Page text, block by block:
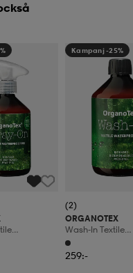
Kampanj -25%
(2)
ORGANOTEX
Wash-In Textile
Waterproofing
259:-